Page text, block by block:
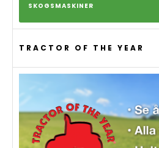
SKOGSMASKINER
TRACTOR OF THE YEAR